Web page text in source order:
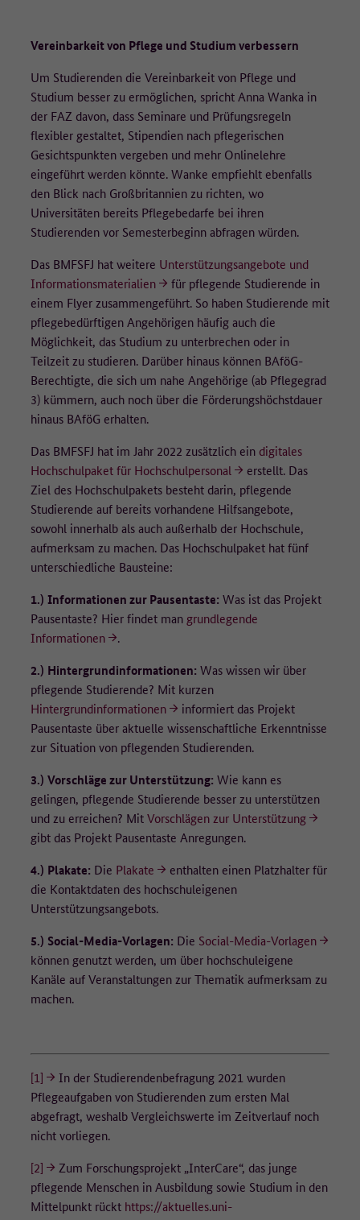
Vereinbarkeit von Pflege und Studium verbessern
Um Studierenden die Vereinbarkeit von Pflege und
Studium besser zu ermöglichen, spricht Anna Wanka in
der FAZ davon, dass Seminare und Prüfungsregeln
flexibler gestaltet, Stipendien nach pflegerischen
Gesichtspunkten vergeben und mehr Onlinelehre
eingeführt werden könnte. Wanke empfiehlt ebenfalls
den Blick nach Großbritannien zu richten, wo
Universitäten bereits Pflegebedarfe bei ihren
Studierenden vor Semesterbeginn abfragen würden.
Das BMFSFJ hat weitere Unterstützungsangebote und
Informationsmaterialien
für pflegende Studierende in
einem Flyer zusammengeführt. So haben Studierende mit
pflegebedürftigen Angehörigen häufig auch die
Möglichkeit, das Studium zu unterbrechen oder in
Teilzeit zu studieren. Darüber hinaus können BAföG-
Berechtigte, die sich um nahe Angehörige (ab Pflegegrad
3) kümmern, auch noch über die Förderungshöchstdauer
hinaus BAföG erhalten.
Das BMFSFJ hat im Jahr 2022 zusätzlich ein digitales
Hochschulpaket für Hochschulpersonal
erstellt. Das
Ziel des Hochschulpakets besteht darin, pflegende
Studierende auf bereits vorhandene Hilfsangebote,
sowohl innerhalb als auch außerhalb der Hochschule,
aufmerksam zu machen. Das Hochschulpaket hat fünf
unterschiedliche Bausteine:
1.) Informationen zur Pausentaste: Was ist das Projekt
Pausentaste? Hier findet man grundlegende
Informationen
.
2.) Hintergrundinformationen: Was wissen wir über
pflegende Studierende? Mit kurzen
Hintergrundinformationen
informiert das Projekt
Pausentaste über aktuelle wissenschaftliche Erkenntnisse
zur Situation von pflegenden Studierenden.
3.) Vorschläge zur Unterstützung: Wie kann es
gelingen, pflegende Studierende besser zu unterstützen
und zu erreichen? MitVorschlägen zur Unterstützung
gibt das Projekt Pausentaste Anregungen.
4.) Plakate: Die Plakate
enthalten einen Platzhalter für
die Kontaktdaten des hochschuleigenen
Unterstützungsangebots.
5.) Social-Media-Vorlagen: Die Social-Media-Vorlagen
können genutzt werden, um über hochschuleigene
Kanäle auf Veranstaltungen zur Thematik aufmerksam zu
machen.
[1]
In der Studierendenbefragung 2021 wurden
Pflegeaufgaben von Studierenden zum ersten Mal
abgefragt, weshalb Vergleichswerte im Zeitverlauf noch
nicht vorliegen.
[2]
Zum Forschungsprojekt „InterCare“, das junge
pflegende Menschen in Ausbildung sowie Studium in den
Mittelpunkt rückt https://aktuelles.uni-